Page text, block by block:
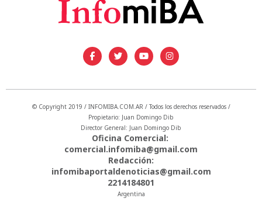
© Copyright 2019 / INFOMIBA.COM.AR / Todos los derechos reservados /
Propietario: Juan Domingo Dib
Director General: Juan Domingo Dib
Oficina Comercial:
comercial.infomiba@gmail.com
Redacción:
infomibaportaldenoticias@gmail.com
2214184801
Argentina